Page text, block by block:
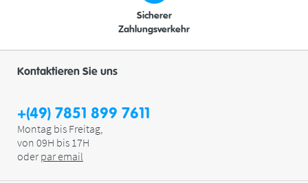
Sicherer
Zahlungsverkehr
Kontaktieren Sie uns
+(49) 7851 899 7611
Montag bis Freitag,
von 09H bis 17H
oder paremail